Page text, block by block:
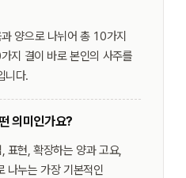
양으로 나뉘어 총 10가지
지 결이 바로 본인의 사주를
니다.
의미인가요?
표현, 확장하는 양과 고요,
나누는 가장 기본적인